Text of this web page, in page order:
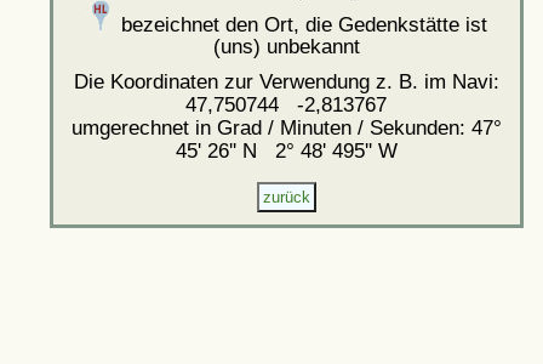
bezeichnet den Ort, die Gedenkstätte ist
(uns) unbekannt
Die Koordinaten zur Verwendung z. B. im Navi:
47,750744 -2,813767
umgerechnet in Grad / Minuten / Sekunden: 47°
45' 26'' N 2° 48' 495'' W